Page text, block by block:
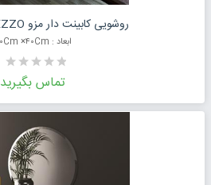
روشویی کابینت دار مزو MEZZO مدل Alfa
ابعاد : ۷۰Cm ×۴۰Cm
تماس بگیرید